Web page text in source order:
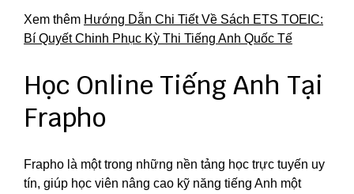
Xem thêm Hướng Dẫn Chi Tiết Về Sách ETS TOEIC:
Bí Quyết Chinh Phục Kỳ Thi Tiếng Anh Quốc Tế
Học Online Tiếng Anh Tại
Frapho
Frapho là một trong những nền tảng học trực tuyến uy
tín, giúp học viên nâng cao kỹ năng tiếng Anh một